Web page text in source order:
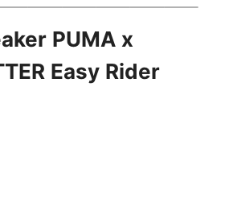
PUMA x
Easy Rider